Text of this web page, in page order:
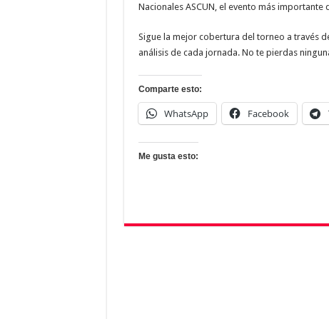
Nacionales ASCUN, el evento más
Sigue la mejor cobertura del torneo a través
análisis de cada jornada. No te pierdas
Comparte esto:
WhatsApp Facebook
Me gusta esto: